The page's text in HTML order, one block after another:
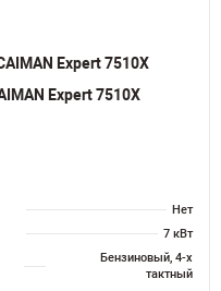
Expert 7510X
Нет
7 кВт
Бензиновый, 4-х
тактный